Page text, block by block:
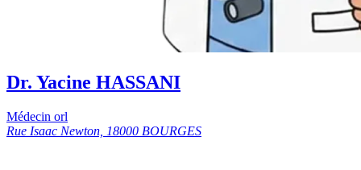
Dr. Yacine HASSANI
Médecin orl
Rue Isaac Newton, 18000 BOURGES